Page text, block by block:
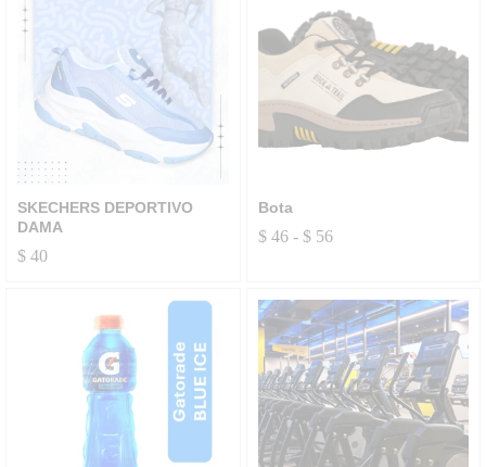
SKECHERS DEPORTIVO
DAMA
$ 40
Bota
$46 - $56